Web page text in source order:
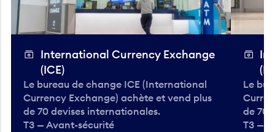
International Currency Exchange
(ICE)
Le bureau de change ICE (International
Currency Exchange) achète et vend plus
de 70 devises internationales.
T3 — Avant-sécurité
Le
de 70
T3 —